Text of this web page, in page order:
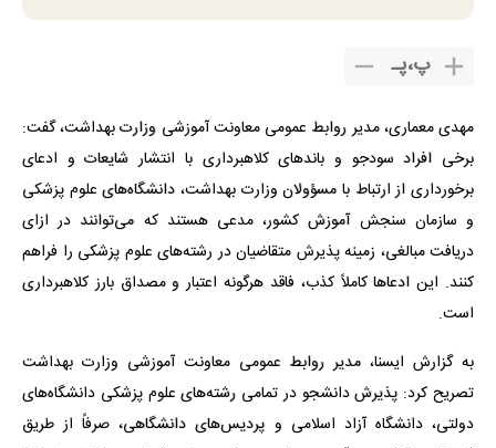
پ،پـ
مهدی معماری، مدیر روابط عمومی معاونت آموزشی وزارت بهداشت، گفت:
برخی افراد سودجو و باندهای کلاهبرداری با انتشار شایعات و ادعای
برخورداری از ارتباط با مسؤولان وزارت بهداشت، دانشگاه‌های علوم پزشکی
و سازمان سنجش آموزش کشور، مدعی هستند که می‌توانند در ازای
دریافت مبالغی، زمینه پذیرش متقاضیان در رشته‌های علوم پزشکی را فراهم
کنند. این ادعاها کاملاً کذب، فاقد هرگونه اعتبار و مصداق بارز کلاهبرداری
است.
به گزارش ایسنا، مدیر روابط عمومی معاونت آموزشی وزارت بهداشت
تصریح کرد: پذیرش دانشجو در تمامی رشته‌های علوم پزشکی دانشگاه‌های
دولتی، دانشگاه آزاد اسلامی و پردیس‌های دانشگاهی، صرفاً از طریق